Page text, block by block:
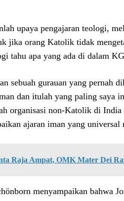
upaya pengajaran teologi,
jika orang Katolik tidak
tahu apa yang ada di dalam
sebuah gurauan yang pernah
dan itulah yang paling saya
organisasi non-Katolik di India
ajaran iman yang universal
Raja Ampat, OMK Mater Dei
menyampaikan bahwa